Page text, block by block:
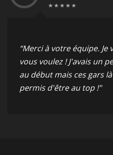
“Merci à votre équipe.
vous voulez ! J'avais un
au début mais ces gars
permis d'être au top !"